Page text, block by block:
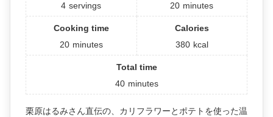
4 servings 20 minutes
Cooking time
20 minutes
Calories
380 kcal
Total time
40 minutes
栗原はるみさん直伝の、カリフラワーとポテトを使った温